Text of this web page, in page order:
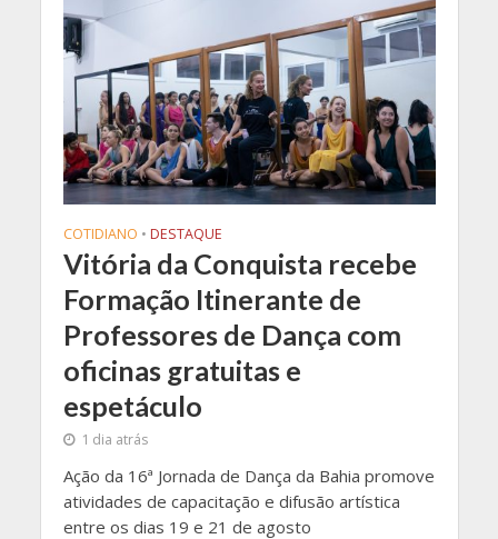
COTIDIANO • DESTAQUE
Vitória da Conquista recebe
Formação Itinerante de
Professores de Dança com
oficinas gratuitas e
espetáculo
1 dia atrás
Ação da 16ª Jornada de Dança da Bahia promove
atividades de capacitação e difusão artística
entre os dias 19 e 21 de agosto